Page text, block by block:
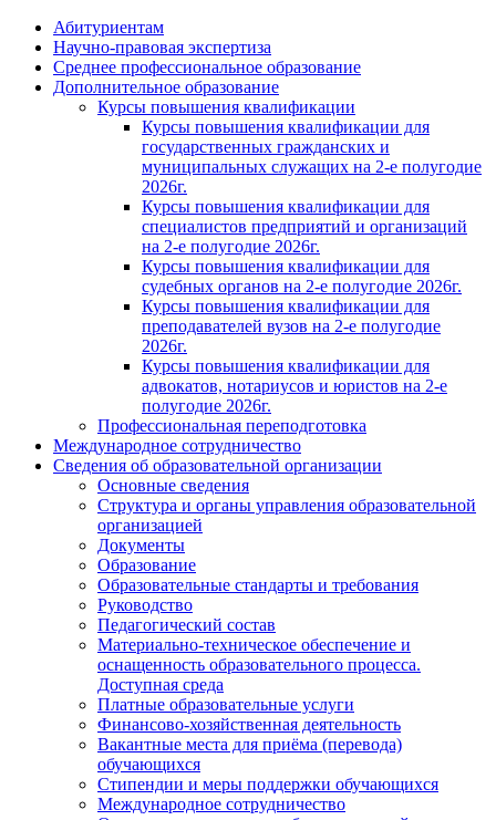
Абитуриентам
Научно-правовая экспертиза
Cреднее профессиональное образование
Дополнительное образование
Курсы повышения квалификации
Курсы повышения квалификации для
государственных гражданских и
муниципальных служащих на 2-е полугодие
2026г.
Курсы повышения квалификации для
специалистов предприятий и организаций
на 2-е полугодие 2026г.
Курсы повышения квалификации для
судебных органов на 2-е полугодие 2026г.
Курсы повышения квалификации для
преподавателей вузов на 2-е полугодие
2026г.
Курсы повышения квалификации для
адвокатов, нотариусов и юристов на 2-е
полугодие 2026г.
Профессиональная переподготовка
Международное сотрудничество
Сведения об образовательной организации
Основные сведения
Структура и органы управления образовательной
организацией
Документы
Образование
Образовательные стандарты и требования
Руководство
Педагогический состав
Материально-техническое обеспечение и
оснащенность образовательного процесса.
Доступная среда
Платные образовательные услуги
Финансово-хозяйственная деятельность
Вакантные места для приёма (перевода)
обучающихся
Стипендии и меры поддержки обучающихся
Международное сотрудничество